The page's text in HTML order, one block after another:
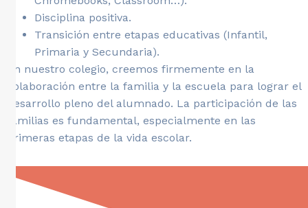
Disciplina positiva.
Transición entre etapas educativas (Infantil,
Primaria y Secundaria).
En nuestro colegio, creemos firmemente en la
colaboración entre la familia y la escuela para lograr el
desarrollo pleno del alumnado. La participación de las
familias es fundamental, especialmente en las
primeras etapas de la vida escolar.